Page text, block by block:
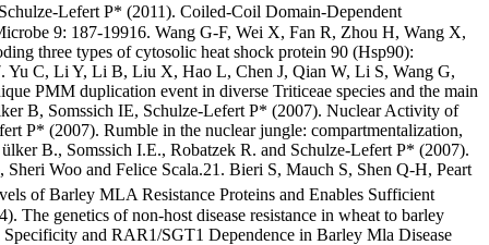
Lefert P* (2011). Coiled-Coil Domain-Dependent
9: 187-19916. Wang G-F, Wei X, Fan R, Zhou H, Wang X,
three types of cytosolic heat shock protein 90 (Hsp90):
Yu C, Li Y, Li B, Liu X, Hao L, Chen J, Qian W, Li S, Wang G,
PMM duplication event in diverse Triticeae species and the main
B, Somssich IE, Schulze-Lefert P* (2007). Nuclear Activity of
P* (2007). Rumble in the nuclear jungle: compartmentalization,
B., Somssich I.E., Robatzek R. and Schulze-Lefert P* (2007).
Woo and Felice Scala.21. Bieri S, Mauch S, Shen Q-H, Peart
of Barley MLA Resistance Proteins and Enables Sufficient
genetics of non-host disease resistance in wheat to barley
and RAR1/SGT1 Dependence in Barley Mla Disease